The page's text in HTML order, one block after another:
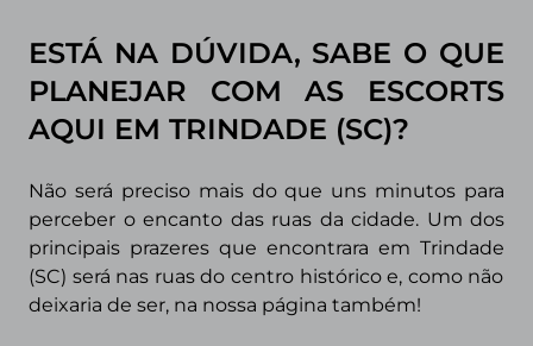
ESTÁ NA DÚVIDA, SABE O QUE
PLANEJAR COM AS ESCORTS
AQUI EM TRINDADE (SC)?
Não será preciso mais do que uns minutos para
perceber o encanto das ruas da cidade. Um dos
principais prazeres que encontrara em Trindade
(SC) será nas ruas do centro histórico e, como não
deixaria de ser, na nossa página também!